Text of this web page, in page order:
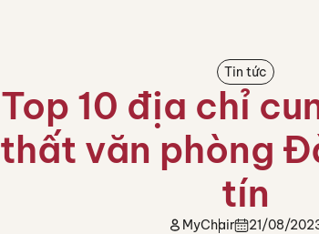
Tin tức
Top 10 địa chỉ
thất văn phòng
tín
MyChair 21/08/